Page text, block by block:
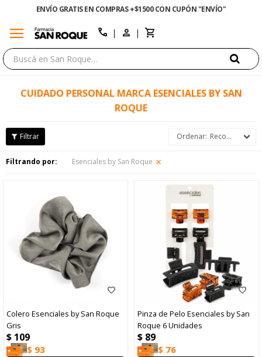
ENVÍO GRATIS EN COMPRAS +$1500 CON CUPÓN "ENVÍO"
menu call
CUIDADO PERSONAL MARCA ESENCIALES BY SAN
ROQUE
Recomendados
Filtrando por: Esenciales by San Roque
Colero Esenciales by San Roque
Gris
$ 109
$ 93
Pinza de Pelo Esenciales by San
Roque 6 Unidades
$ 89
$ 76
close